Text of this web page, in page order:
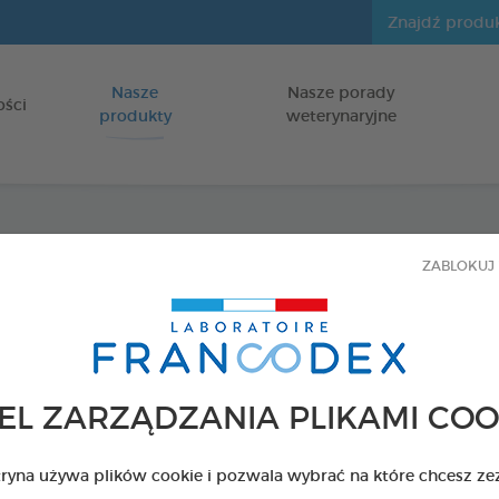
ZARZĄDZANIA PLIKAMI
używa plików cookie i pozwala wybrać na które chcesz
Idź do zawartości
Nasze
produkty
Nasze porady
weterynaryjne
dla szczeniąt
Kod 170315 - EAN